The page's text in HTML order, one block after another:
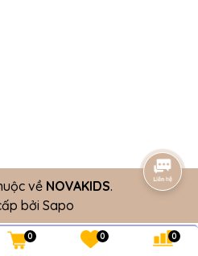
về NOVAKIDS.
bởi Sapo
0 0 0